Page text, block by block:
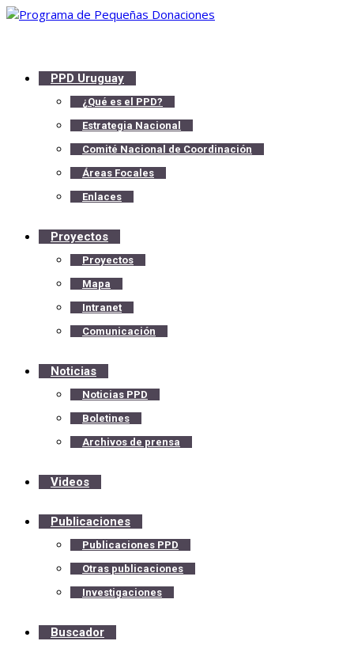
PPD Uruguay
¿Qué es el PPD?
Estrategia Nacional
Comité Nacional de Coordinación
Áreas Focales
Enlaces
Proyectos
Proyectos
Mapa
Intranet
Comunicación
Noticias
Noticias PPD
Boletines
Archivos de prensa
Videos
Publicaciones
Publicaciones PPD
Otras publicaciones
Investigaciones
Buscador